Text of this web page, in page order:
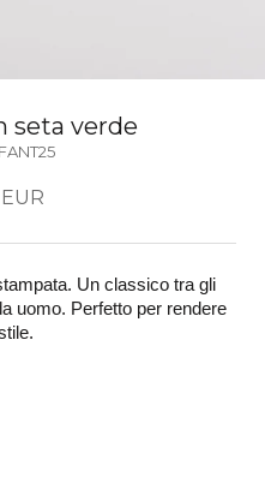
seta verde
Un classico tra gli
uomo. Perfetto per rendere